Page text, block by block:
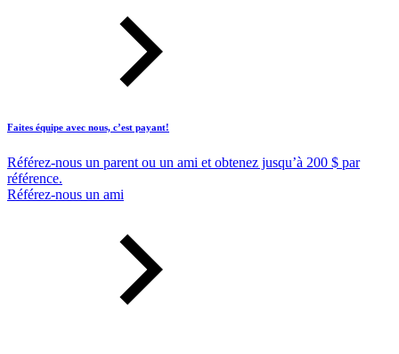
Faites équipe avec nous, c’est payant!
Référez-nous un parent ou un ami et obtenez jusqu’à 200 $ par
référence.
Référez-nous un ami